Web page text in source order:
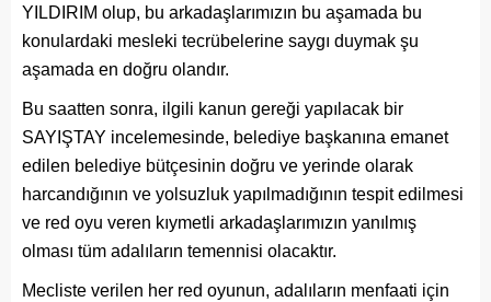
YILDIRIM olup, bu arkadaşlarımızın bu aşamada bu
konulardaki mesleki tecrübelerine saygı duymak şu
aşamada en doğru olandır.
Bu saatten sonra, ilgili kanun gereği yapılacak bir
SAYIŞTAY incelemesinde, belediye başkanına emanet
edilen belediye bütçesinin doğru ve yerinde olarak
harcandığının ve yolsuzluk yapılmadığının tespit edilmesi
ve red oyu veren kıymetli arkadaşlarımızın yanılmış
olması tüm adalıların temennisi olacaktır.
Mecliste verilen her red oyunun, adalıların menfaati için